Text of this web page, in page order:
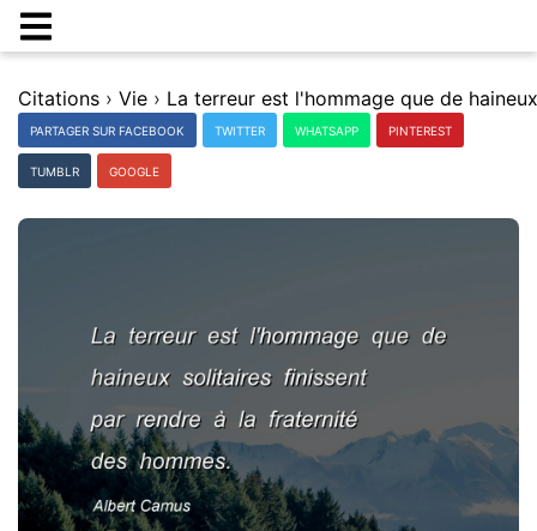
Citations › Vie ›
PARTAGER SUR FACEBOOK TWITTER WHATSAPP PINTEREST
TUMBLR GOOGLE